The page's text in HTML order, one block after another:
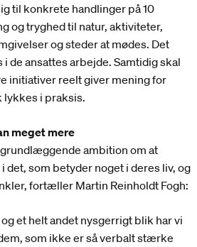
til konkrete handlinger på 10
og tryghed til natur, aktiviteter,
og steder at mødes. Det
de ansattes arbejde. Samtidig skal
initiativer reelt giver mening for
lykkes i praksis.
meget mere
ambition om at
det, som betyder noget i deres liv, og
fortæller Martin Reinholdt Fogh:
et helt andet nysgerrigt blik har vi
som ikke er så verbalt stærke